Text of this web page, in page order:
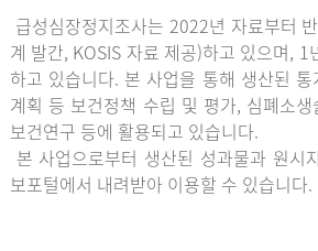
급성심장정지조사는 2022년 자료부터
계 발간, KOSIS 자료 제공)하고 있으며, 1
하고 있습니다. 본 사업을 통해 생산된
계획 등 보건정책 수립 및 평가, 심폐소
보건연구 등에 활용되고 있습니다.
본 사업으로부터 생산된 성과물과 원시
보포털에서 내려받아 이용할 수 있습니다.